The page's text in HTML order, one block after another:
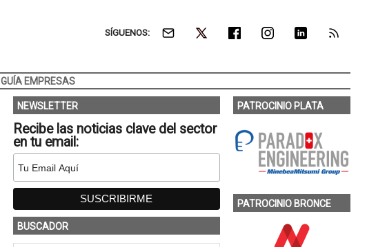
SÍGUENOS:
GUÍA EMPRESAS
NEWSLETTER
Recibe las noticias clave del sector
en tu email:
BUSCADOR
PATROCINIO PLATA
PATROCINIO BRONCE